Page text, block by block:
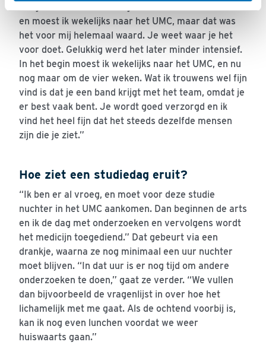
en moest ik wekelijks naar het UMC, maar dat was
het voor mij helemaal waard. Je weet waar je het
voor doet. Gelukkig werd het later minder intensief.
In het begin moest ik wekelijks naar het UMC, en nu
nog maar om de vier weken. Wat ik trouwens wel fijn
vind is dat je een band krijgt met het team, omdat je
er best vaak bent. Je wordt goed verzorgd en ik
vind het heel fijn dat het steeds dezelfde mensen
zijn die je ziet.”
Hoe ziet een studiedag eruit?
“Ik ben er al vroeg, en moet voor deze studie
nuchter in het UMC aankomen. Dan beginnen de arts
en ik de dag met onderzoeken en vervolgens wordt
het medicijn toegediend.” Dat gebeurt via een
drankje, waarna ze nog minimaal een uur nuchter
moet blijven. “In dat uur is er nog tijd om andere
onderzoeken te doen,” gaat ze verder. “We vullen
dan bijvoorbeeld de vragenlijst in over hoe het
lichamelijk met me gaat. Als de ochtend voorbij is,
kan ik nog even lunchen voordat we weer
huiswaarts gaan.”